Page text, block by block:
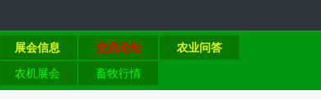
展会信息 交流论坛
农业问答
农机展会 畜牧行情